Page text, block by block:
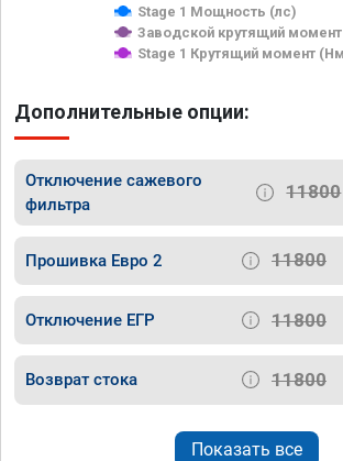
Stage 1 Мощность (лс)
Заводской крутящий
Stage 1 Крутящий момент
Дополнительные опции:
Отключение сажевого
фильтра
11800
Прошивка Евро 2 11800
Отключение ЕГР 11800
Возврат стока 11800
Показать все